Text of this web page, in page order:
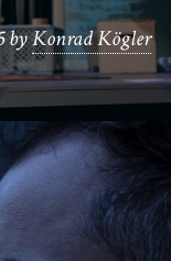
byKonrad Kögler